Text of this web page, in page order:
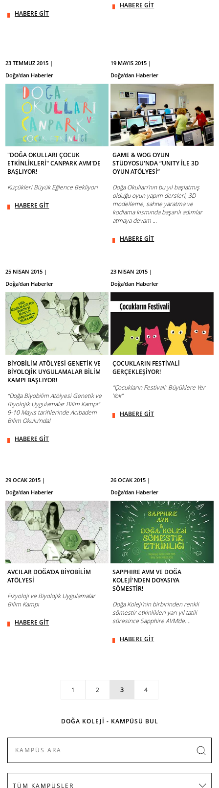
HABERE GİT
HABERE GİT
23 TEMMUZ 2015 |
Doğa'dan Haberler
"DOĞA OKULLARI ÇOCUK
ETKİNLİKLERİ" CANPARK AVM'DE
BAŞLIYOR!
Küçükleri Büyük Eğlence Bekliyor!
HABERE GİT
19 MAYIS 2015 |
Doğa'dan Haberler
GAME & WOG OYUN
STÜDYOSU'NDA “UNITY İLE 3D
OYUN ATÖLYESİ”
Doğa Okulları'nın bu yıl başlatmış
olduğu oyun yapım dersleri, 3D
modelleme, sahne yaratma ve
kodlama kısmında başarılı adımlar
atmaya devam ...
HABERE GİT
25 NİSAN 2015 |
Doğa'dan Haberler
BİYOBİLİM ATÖLYESİ GENETİK VE
BİYOLOJİK UYGULAMALAR BİLİM
KAMPI BAŞLIYOR!
“Doğa Biyobilim Atölyesi Genetik ve
Biyolojik Uygulamalar Bilim Kampı”
9-10 Mayıs tarihlerinde Acıbadem
Bilim Okulu'nda!
HABERE GİT
23 NİSAN 2015 |
Doğa'dan Haberler
ÇOCUKLARIN FESTİVALİ
GERÇEKLEŞİYOR!
"Çocukların Festivali: Büyüklere Yer
Yok”
HABERE GİT
29 OCAK 2015 |
Doğa'dan Haberler
AVCILAR DOĞA’DA BİYOBİLİM
ATÖLYESİ
Fizyoloji ve Biyolojik Uygulamalar
Bilim Kampı
HABERE GİT
26 OCAK 2015 |
Doğa'dan Haberler
SAPPHIRE AVM VE DOĞA
KOLEJİ'NDEN DOYASIYA
SÖMESTİR!
Doğa Koleji'nin birbirinden renkli
sömestir etkinlikleri yarı yıl tatili
süresince Sapphire AVM'de....
HABERE GİT
1 2 3 4
DOĞA KOLEJİ - KAMPÜSÜ BUL